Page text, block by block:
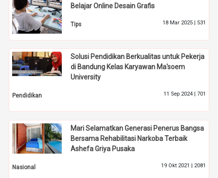
Belajar Online Desain Grafis
Tips 18 Mar 2025 | 531
Solusi Pendidikan Berkualitas untuk Pekerja
di Bandung Kelas Karyawan Ma'soem
University
Pendidikan 11 Sep 2024 | 701
Mari Selamatkan Generasi Penerus Bangsa
Bersama Rehabilitasi Narkoba Terbaik
Ashefa Griya Pusaka
Nasional 19 Okt 2021 | 2081